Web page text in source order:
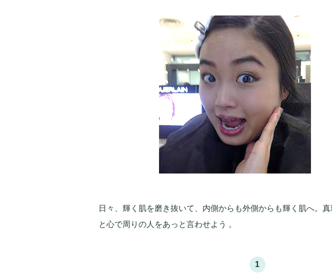
日々、輝く肌を磨き抜いて、内側からも外側からも輝く肌へ。
と心で周りの人をあっと言わせよう 。
1